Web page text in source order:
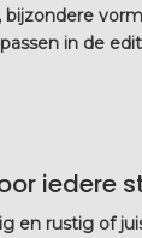
bijzondere
in de
iedere
en rustig of